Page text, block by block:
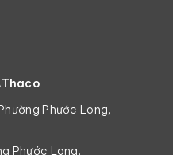
Phước Long,
Phước Long,